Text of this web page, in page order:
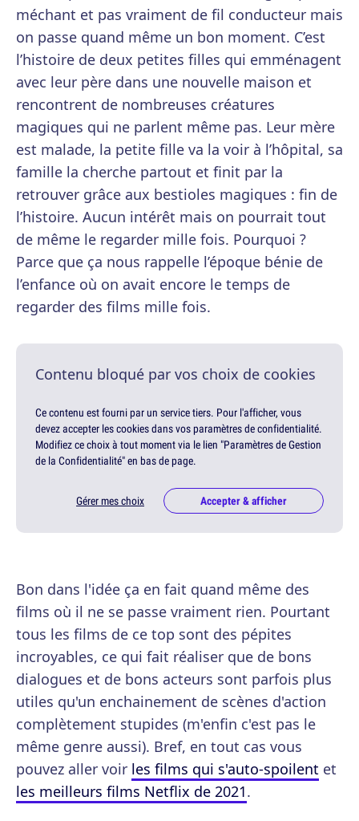
méchant et pas vraiment de fil conducteur mais
on passe quand même un bon moment. C’est
l’histoire de deux petites filles qui emménagent
avec leur père dans une nouvelle maison et
rencontrent de nombreuses créatures
magiques qui ne parlent même pas. Leur mère
est malade, la petite fille va la voir à l’hôpital, sa
famille la cherche partout et finit par la
retrouver grâce aux bestioles magiques : fin de
l’histoire. Aucun intérêt mais on pourrait tout
de même le regarder mille fois. Pourquoi ?
Parce que ça nous rappelle l’époque bénie de
l’enfance où on avait encore le temps de
regarder des films mille fois.
Contenu bloqué par vos choix de cookies
Ce contenu est fourni par un service tiers. Pour l'afficher, vous
devez accepter les cookies dans vos paramètres de confidentialité.
Modifiez ce choix à tout moment via le lien "Paramètres de Gestion
de la Confidentialité" en bas de page.
Gérer mes choix Accepter & afficher
Bon dans l'idée ça en fait quand même des
films où il ne se passe vraiment rien. Pourtant
tous les films de ce top sont des pépites
incroyables, ce qui fait réaliser que de bons
dialogues et de bons acteurs sont parfois plus
utiles qu'un enchainement de scènes d'action
complètement stupides (m'enfin c'est pas le
même genre aussi). Bref, en tout cas vous
pouvez aller voir les films qui s'auto-spoilent et
les meilleurs films Netflix de 2021.